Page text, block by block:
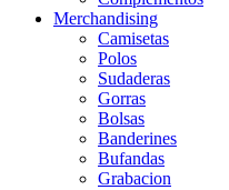
Merchandising
Camisetas
Polos
Sudaderas
Gorras
Bolsas
Banderines
Bufandas
Grabacion